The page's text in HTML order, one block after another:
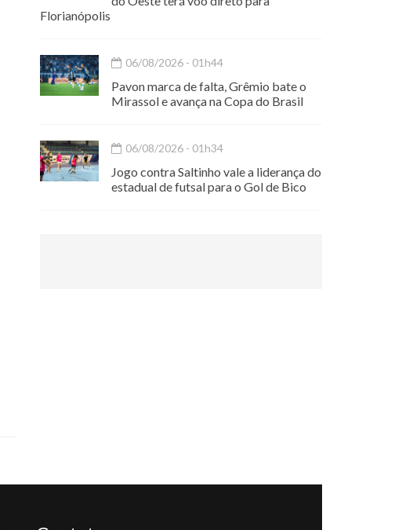
Florianópolis
06/08/2026 - 01h44
Pavon marca de falta, Grêmio bate o
Mirassol e avança na Copa do Brasil
06/08/2026 - 01h34
Jogo contra Saltinho vale a liderança do
estadual de futsal para o Gol de Bico